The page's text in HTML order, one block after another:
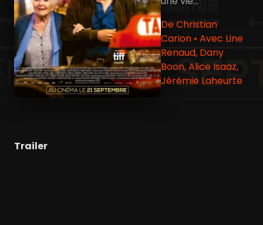
De Christian
Carion • Avec Line
Renaud, Dany
Boon, Alice Isaaz,
Jérémie Laheurte
Trailer